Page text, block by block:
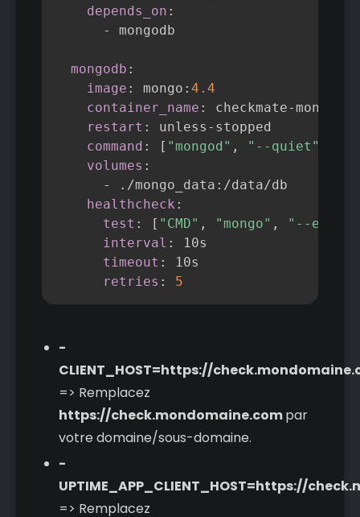
depends_on :
-
mongodb
mongodb :
image : mongo : 4.4
container_name : checkmate- mongo
restart : unless - stopped
command : [ "mongod" , "--quiet"
volumes :
-
./mongo_data : /data/db
healthcheck :
test : [ "CMD" , "mongo" , "--eval"
interval :
10s
timeout :
10s
retries : 5
-
CLIENT_HOST=https://
=> Remplacez
https://check.mondomaine.compar
votre domaine/sous-domaine.
-
UPTIME_APP_CLIENT_HOST=https://
=> Remplacez